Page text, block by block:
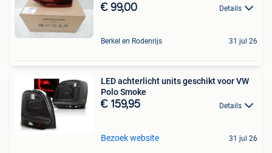
€ 99,00 Details
Berkel en Rodenrijs 31 jul 26
LED achterlicht units geschikt voor VW
Polo Smoke
€ 159,95 Details
Bezoek website 31 jul 26